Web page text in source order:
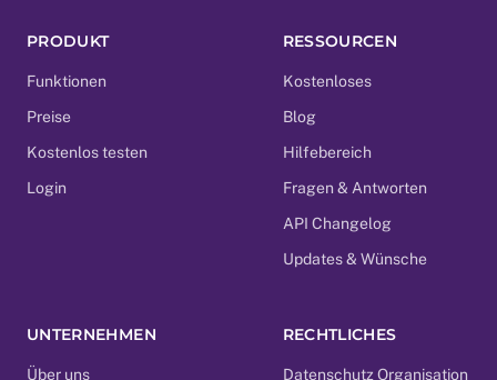
PRODUKT
Funktionen
Preise
Kostenlos testen
Login
RESSOURCEN
Kostenloses
Blog
Hilfebereich
Fragen & Antworten
API Changelog
Updates & Wünsche
UNTERNEHMEN
Über uns
RECHTLICHES
Datenschutz Organisation